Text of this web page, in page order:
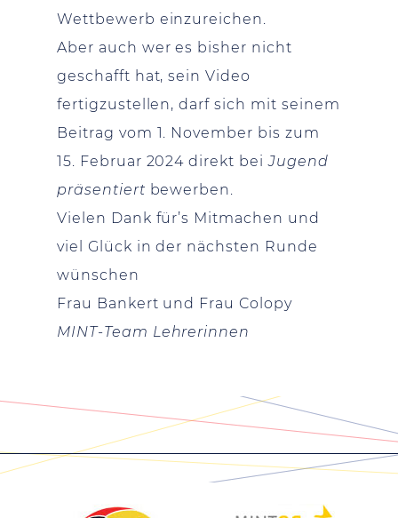
Wettbewerb einzureichen.
Aber auch wer es bisher nicht
geschafft hat, sein Video
fertigzustellen, darf sich mit seinem
Beitrag vom 1. November bis zum
15. Februar 2024 direkt beiJugend
präsentiert bewerben.
Vielen Dank für’s Mitmachen und
viel Glück in der nächsten Runde
wünschen
Frau Bankert und Frau Colopy
MINT-Team Lehrerinnen